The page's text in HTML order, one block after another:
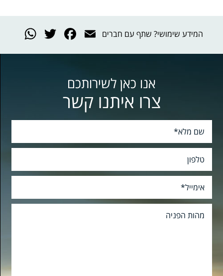
המידע שימושי? שתף עם חברים Email
אנו כאן לשירותכם
צרו איתנו קשר